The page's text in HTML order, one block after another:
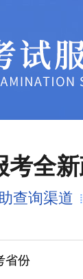
考全
查询渠道